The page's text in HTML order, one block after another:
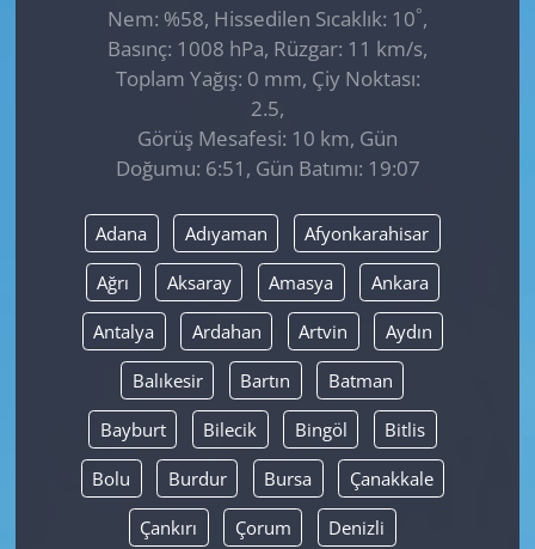
Nem: %58, Hissedilen Sıcaklık: 10°,
Basınç: 1008 hPa, Rüzgar: 11 km/s,
Toplam Yağış: 0 mm, Çiy Noktası:
2.5,
Görüş Mesafesi: 10 km, Gün
Doğumu: 6:51, Gün Batımı: 19:07
Adana Adıyaman Afyonkarahisar
Ağrı Aksaray Amasya Ankara
Antalya Ardahan Artvin Aydın
Balıkesir Bartın Batman
Bayburt Bilecik Bingöl Bitlis
Bolu Burdur Bursa Çanakkale
Çankırı Çorum Denizli
SAĞLIK
SİYASET